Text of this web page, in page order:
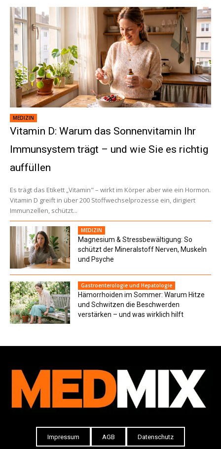
MEDIZIN
Vitamin D: Warum das Sonnenvitamin Ihr
Immunsystem trägt – und wie Sie es richtig
auffüllen
Es trägt das Etikett „Vitamin" – wirkt im Körper aber wie ein Hormon.
Vitamin D greift in über 200 Stoffwechselprozesse ein, dirigiert
Immunzellen, schützt...
MEDIZIN
Magnesium & Stressbewältigung: So
schützt der Mineralstoff Nerven, Muskeln
und Psyche
Gastroenterologie und Hepatologie
Hämorrhoiden im Sommer: Warum Hitze
und Schwitzen die Beschwerden
verstärken – und was wirklich hilft
Impressum AGB Datenschutz